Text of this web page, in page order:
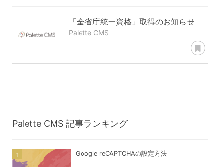
「全省庁統一資格」取得のお知らせ
Palette CMS
Palette CMS 記事ランキング
Google reCAPTCHAの設定方法